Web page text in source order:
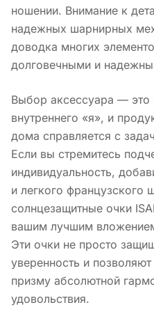
ношении. Внимание к
надежных шарнирных
доводка многих
долговечными и
Выбор аксессуара — это
внутреннего «я», и
дома справляется с
Если вы стремитесь
индивидуальность,
и легкого французского
солнцезащитные очки
вашим лучшим
Эти очки не просто
уверенность и
призму абсолютной
удовольствия.